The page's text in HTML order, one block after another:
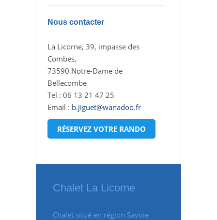
Nous contacter
La Licorne, 39, impasse des
Combes,
73590 Notre-Dame de
Bellecombe
Tel : 06 13 21 47 25
Email : b.jiguet@wanadoo.fr
RÉSERVEZ VOTRE RANDO
Chalet La Licorne
Chalet situé en région Savoie